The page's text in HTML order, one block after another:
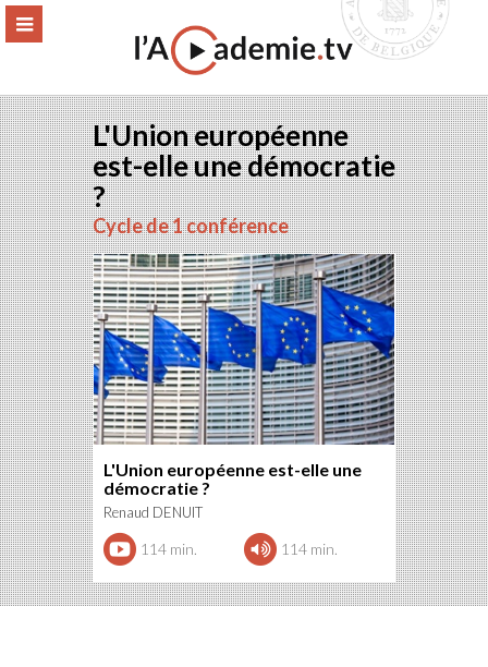
Aller
MENU
L'Union européenne
est-elle une démocratie
?
Cycle de 1 conférence
L'Union européenne est-elle une
démocratie ?
Renaud DENUIT
114 min. 114 min.